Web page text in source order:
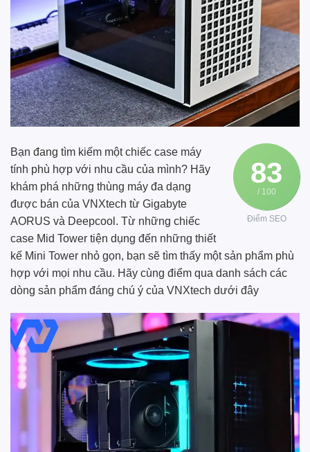
83
/ 100
Điểm SEO
Bạn đang tìm kiếm một chiếc case máy
tính phù hợp với nhu cầu của mình? Hãy
khám phá những thùng máy đa dạng
được bán của VNXtech từ Gigabyte
AORUS và Deepcool . Từ những chiếc
case Mid Tower tiện dụng đến những thiết
kế Mini Tower nhỏ gọn, bạn sẽ tìm thấy một sản phẩm phù
hợp với mọi nhu cầu. Hãy cùng điểm qua danh sách các
dòng sản phẩm đáng chú ý của VNXtech dưới đây